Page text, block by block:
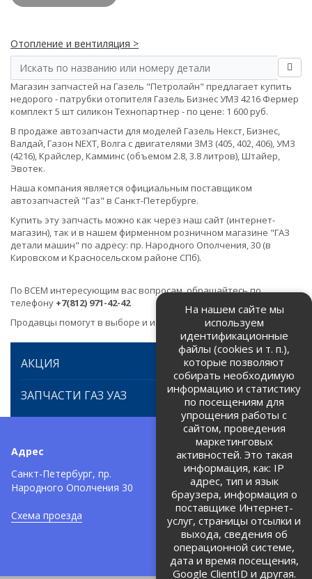
Отопление и вентиляция >
Магазин запчастей на Газель "Петролайн" предлагает купить
недорого - патрубки отопителя Газель Бизнес УМЗ 4216 Фермер
комплект 5 шт силикон Технопартнер - по цене: 1 600 руб.
В продаже автозапчасти для моделей Газель Некст, Бизнес,
Валдай, Газон NEXT, Волга с двигателями ЗМЗ (405, 402, 406), УМЗ
(4216), Крайслер, Камминс (объемом 2.8, 3.8 литров), Штайер,
Эвотек.
Наша компания является официальным поставщиком
автозапчастей "Газ" в Санкт-Петербурге.
Купить эту запчасть можно как через наш сайт (интернет-
магазин), так и в нашем фирменном розничном магазине "ГАЗ
детали машин" по адресу: пр. Народного Ополчения, 30 (в
Кировском и Красносельском районе СПб).
По ВСЕМ интересующим вас вопросам, обращайтесь по
телефону +7(812) 971-42-42
Продавцы помогут в выборе и идентификации товара.
АКЦИЯ
ЗАПЧАСТИ ГАЗ УАЗ
Адрес
Санкт-Петербург, пр.
Народного Ополчения 30
Схема проезда
Телефоны:
+7 (812) 971-42-42
Политика об обработке и
защите персональных данных
Соглашение на обработку
персональных данных
На нашем сайте мы
используем
идентификационные
файлы (cookies и т. п.),
которые позволяют
собирать необходимую
информацию и статистику
по посещениям для
упрощения работы с
сайтом, проведения
маркетинговых
активностей. Это такая
информация, как: IP
адрес, тип и язык
браузера, информация о
поставщике Интернет-
услуг, страницы отсылки и
выхода, сведения об
операционной системе,
дата и время посещения,
Google ClientID и другая.